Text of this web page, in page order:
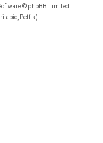
© phpBB Limited
Pettis)